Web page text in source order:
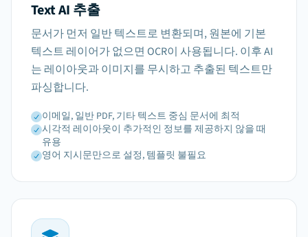
Text AI 추출
문서가 먼저 일반 텍스트로 변환되며, 원본에 기본
텍스트 레이어가 없으면 OCR이 사용됩니다. 이후 AI
는 레이아웃과 이미지를 무시하고 추출된 텍스트만
파싱합니다.
이메일, 일반 PDF, 기타 텍스트 중심 문서에 최적
시각적 레이아웃이 추가적인 정보를 제공하지 않을 때
유용
영어 지시문만으로 설정, 템플릿 불필요